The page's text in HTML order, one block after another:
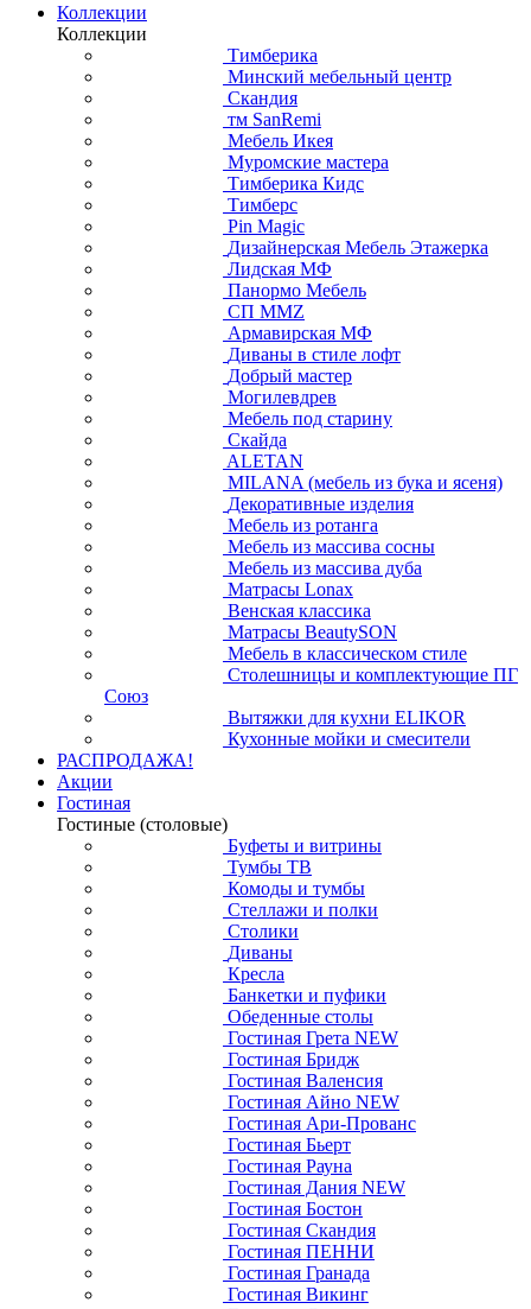
Коллекции
Коллекции
Тимберика
Минский мебельный центр
Скандия
тм SanRemi
Мебель Икея
Муромские мастера
Тимберика Кидс
Тимберс
Pin Magic
Дизайнерская Мебель Этажерка
Лидская МФ
Панормо Мебель
СП ММZ
Армавирская МФ
Диваны в стиле лофт
Добрый мастер
Могилевдрев
Мебель под старину
Скайда
ALETAN
MILANA (мебель из бука и ясеня)
Декоративные изделия
Мебель из ротанга
Мебель из массива сосны
Мебель из массива дуба
Матрасы Lonax
Венская классика
Матрасы BeautySON
Мебель в классическом стиле
Столешницы и комплектующие ПГ
Союз
Вытяжки для кухни ELIKOR
Кухонные мойки и смесители
РАСПРОДАЖА!
Акции
Гостиная
Гостиные (столовые)
Буфеты и витрины
Тумбы ТВ
Комоды и тумбы
Стеллажи и полки
Столики
Диваны
Кресла
Банкетки и пуфики
Обеденные столы
Гостиная Грета NEW
Гостиная Бридж
Гостиная Валенсия
Гостиная Айно NEW
Гостиная Ари-Прованс
Гостиная Бьерт
Гостиная Рауна
Гостиная Дания NEW
Гостиная Бостон
Гостиная Скандия
Гостиная ПЕННИ
Гостиная Гранада
Гостиная Викинг